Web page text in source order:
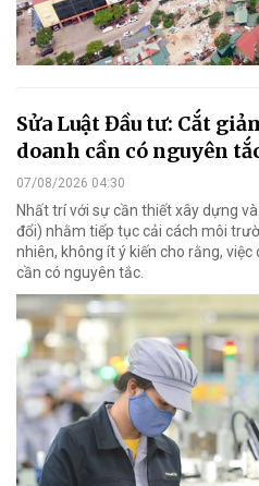
Sửa Luật Đầu tư: Cắt
doanh cần có nguyên
07/08/2026 04:30
Nhất trí với sự cần thiết xây dựng
đổi) nhằm tiếp tục cải cách môi
nhiên, không ít ý kiến cho rằng,
cần có nguyên tắc.